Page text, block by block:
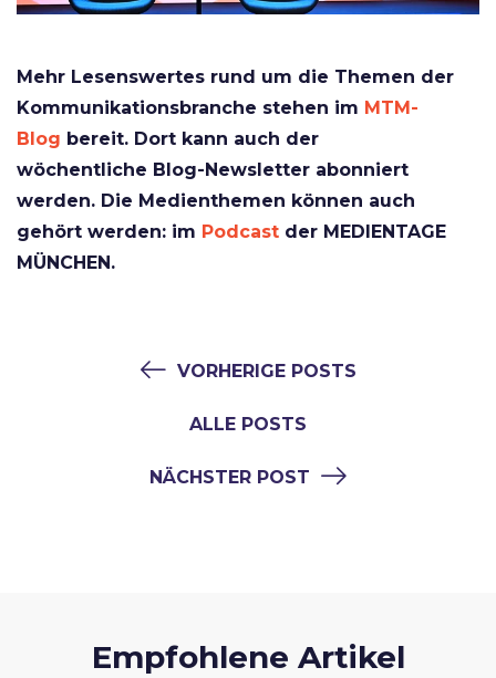
Mehr Lesenswertes rund um die Themen der
Kommunikationsbranche stehen im MTM-
Blog bereit. Dort kann auch der
wöchentliche Blog-Newsletter abonniert
werden. Die Medienthemen können auch
gehört werden: im Podcast der MEDIENTAGE
MÜNCHEN.
VORHERIGE POSTS
ALLE POSTS
NÄCHSTER POST
Empfohlene Artikel